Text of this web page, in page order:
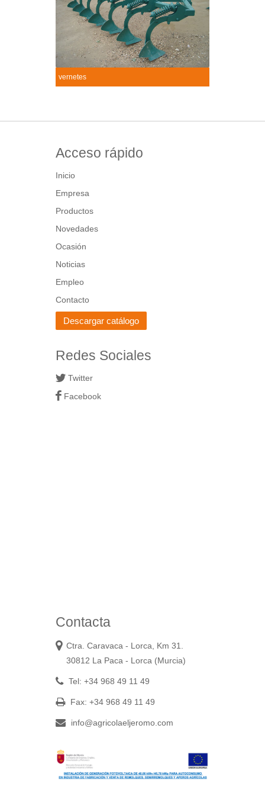
Vernetes
vernetes
Acceso rápido
Inicio
Empresa
Productos
Novedades
Ocasión
Noticias
Empleo
Contacto
Descargar catálogo
Redes Sociales
Twitter
Facebook
Contacta
Ctra. Caravaca - Lorca, Km 31.
30812 La Paca - Lorca (Murcia)
Tel: +34 968 49 11 49
Fax: +34 968 49 11 49
info@agricolaeljeromo.com